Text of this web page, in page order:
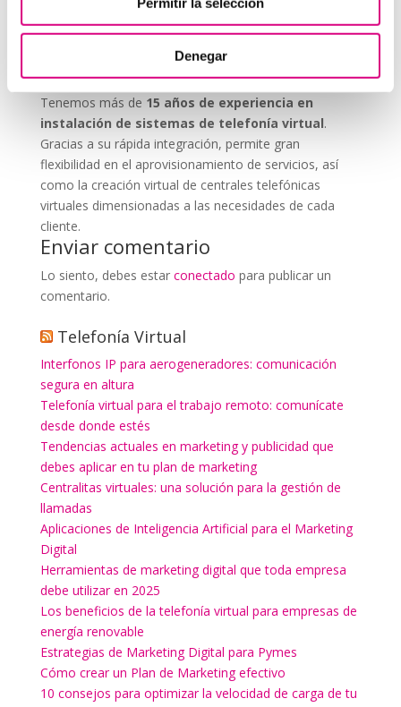
Denegar
que nos permitas estudiar tu caso particular.
Aunque si lo prefieres, puedes enviarnos un correo
virtual@networkes.com
900 800 806.
Tenemos más de 15 años de experiencia en
instalación de sistemas de telefonía virtual.
Gracias a su rápida integración, permite gran
flexibilidad en el aprovisionamiento de servicios, así
como la creación virtual de centrales telefónicas
virtuales dimensionadas a las necesidades de cada
cliente.
Enviar comentario
Lo siento, debes estar conectado para publicar un
comentario.
Telefonía Virtual
Interfonos IP para aerogeneradores: comunicación
segura en altura
Telefonía virtual para el trabajo remoto: comunícate
desde donde estés
Tendencias actuales en marketing y publicidad que
debes aplicar en tu plan de marketing
Centralitas virtuales: una solución para la gestión de
llamadas
Aplicaciones de Inteligencia Artificial para el Marketing
Digital
Herramientas de marketing digital que toda empresa
debe utilizar en 2025
Los beneficios de la telefonía virtual para empresas de
energía renovable
Estrategias de Marketing Digital para Pymes
Cómo crear un Plan de Marketing efectivo
10 consejos para optimizar la velocidad de carga de tu